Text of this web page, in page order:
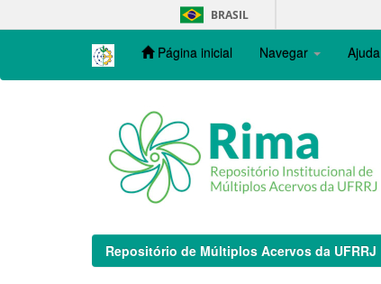
navigation
BRASIL
Página inicial Navegar Ajuda
Repositório de Múltiplos Acervos da UFRRJ